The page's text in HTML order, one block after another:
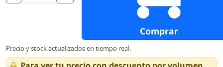
Comprar
Precio y stock actualizados en tiempo real.